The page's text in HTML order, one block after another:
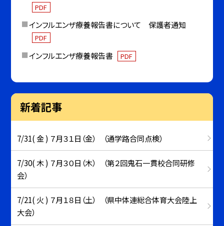
PDF
インフルエンザ療養報告書について 保護者通知
PDF
インフルエンザ療養報告書 PDF
新着記事
7/31( 金 ) ７月３１日（金） （通学路合同点検）
7/30( 木 ) ７月３０日（木） （第２回鬼石一貫校合同研修
会）
7/21( 火 ) ７月１８日（土） （県中体連総合体育大会陸上
大会）